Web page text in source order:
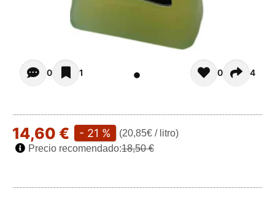
Opiniones de clientes - Actualmente no hay
0 1 0 4
14,60 € - 21 %
(20,85€ / litro)
Precio recomendado:18,50 €